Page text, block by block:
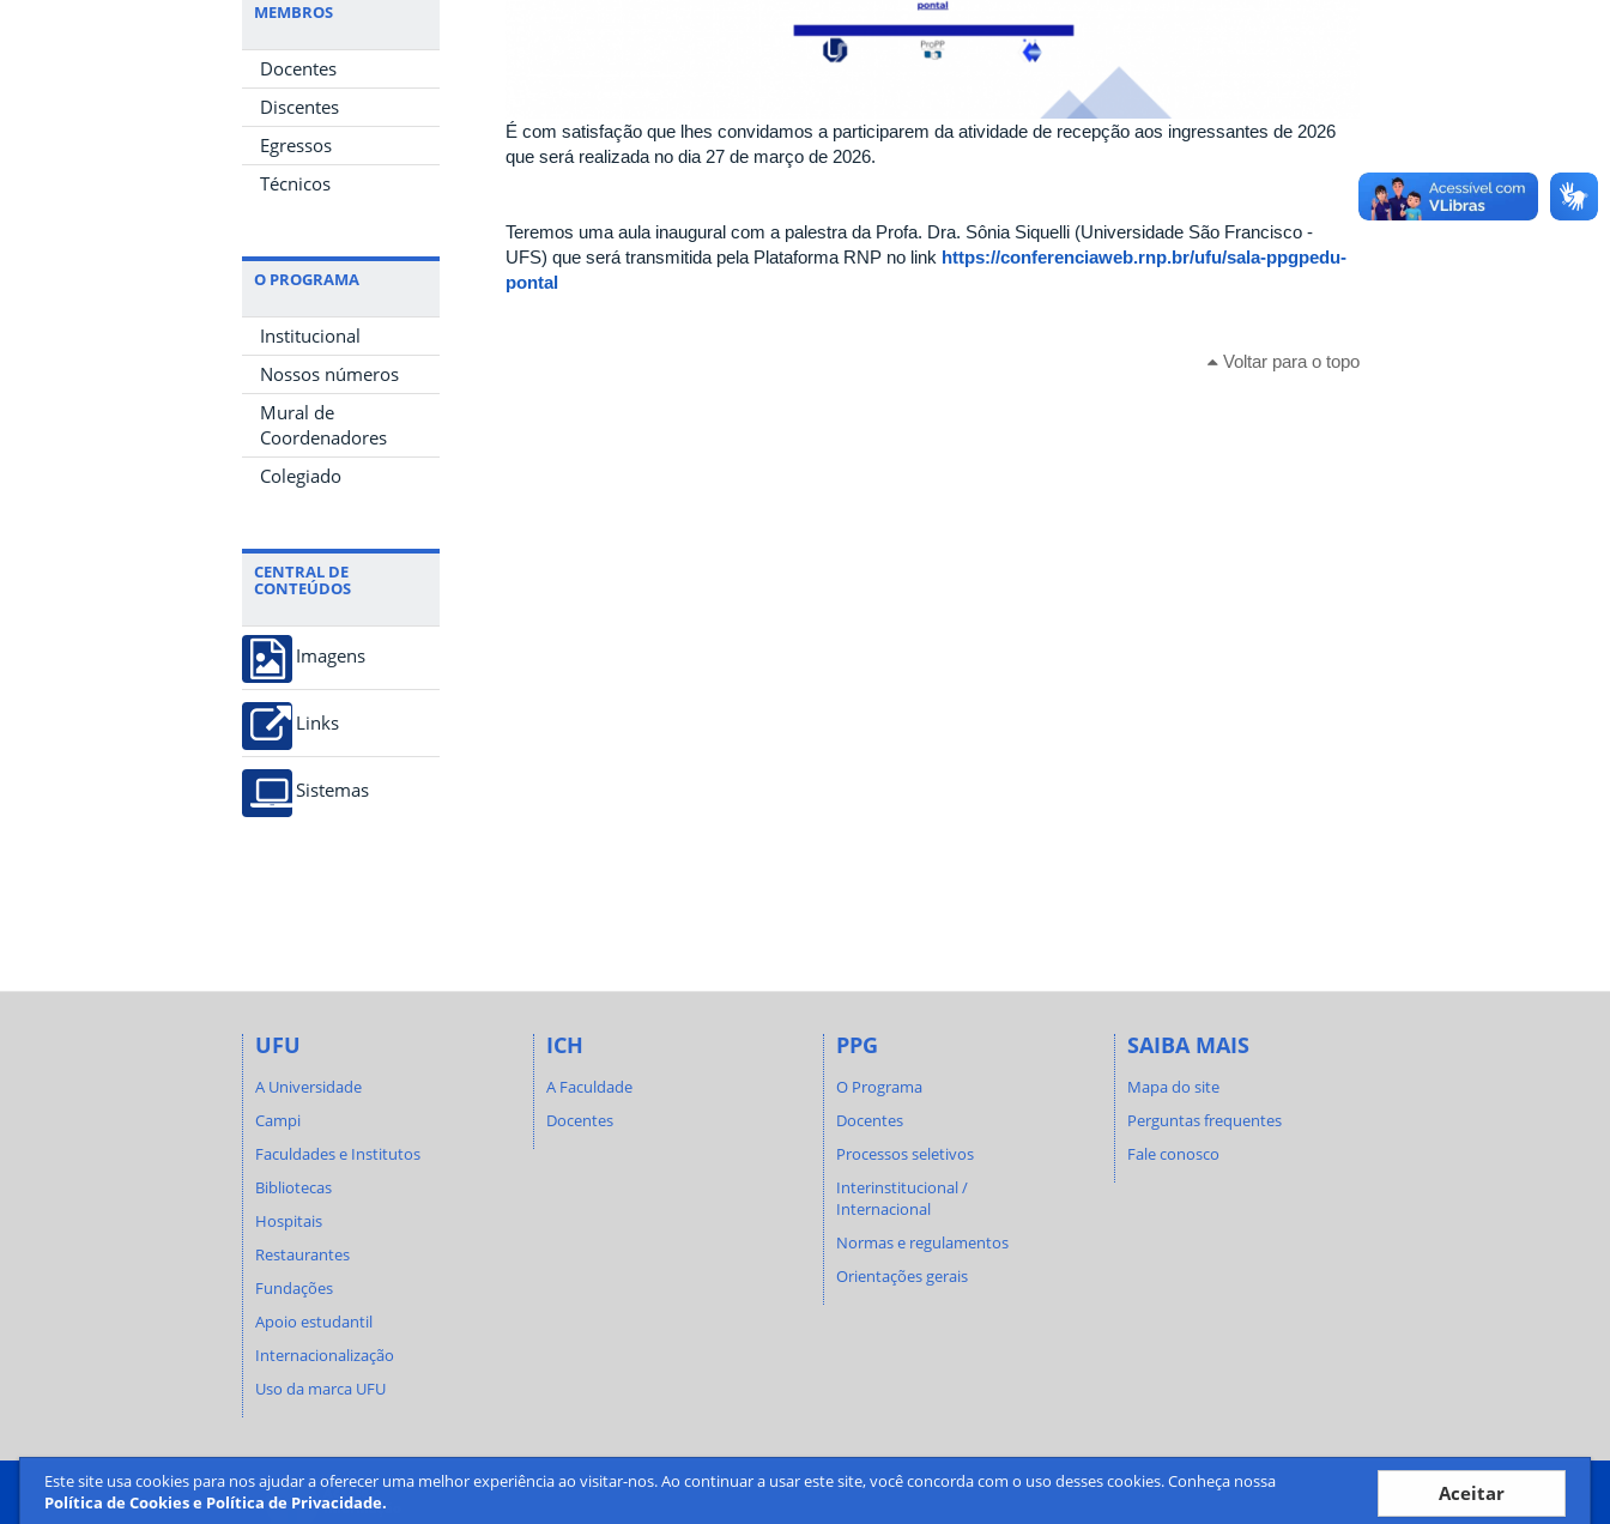
Este site usa cookies para nos ajudar a oferecer uma melhor experiência ao visitar-nos. Ao continuar a usar este site, você concorda com o uso desses cookies. Conheça nossa
Política de Cookies e Política de Privacidade.
Aceitar
MEMBROS
Docentes
Discentes
Egressos
Técnicos
O PROGRAMA
Institucional
Nossos números
Mural de
Coordenadores
Colegiado
CENTRAL DE
CONTEÚDOS
Imagens
Links
Sistemas
É com satisfação que lhes convidamos a participarem da atividade de recepção aos ingressantes de 2026
que será realizada no dia 27 de março de 2026.
Teremos uma aula inaugural com a palestra da Profa. Dra. Sônia Siquelli (Universidade São Francisco -
UFS) que será transmitida pela Plataforma RNP no link https://conferenciaweb.rnp.br/ufu/sala-ppgpedu-
pontal
Voltar para o topo
UFU
A Universidade
Campi
Faculdades e Institutos
Bibliotecas
Hospitais
Restaurantes
Fundações
Apoio estudantil
Internacionalização
Uso da marca UFU
ICH
A Faculdade
Docentes
PPG
O Programa
Docentes
Processos seletivos
Interinstitucional /
Internacional
Normas e regulamentos
Orientações gerais
SAIBA MAIS
Mapa do site
Perguntas frequentes
Fale conosco